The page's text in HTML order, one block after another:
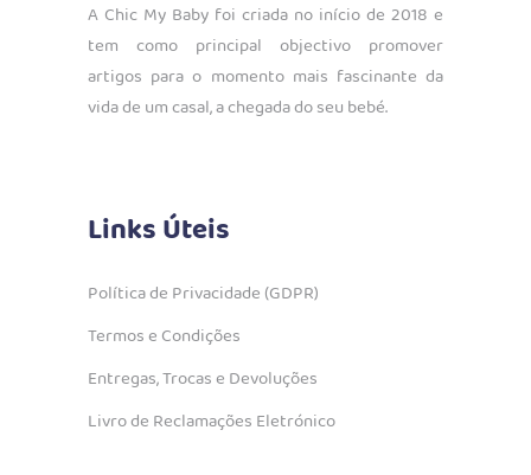
A Chic My Baby foi criada no início de 2018 e
tem como principal objectivo promover
artigos para o momento mais fascinante da
vida de um casal, a chegada do seu bebé.
Links Úteis
Política de Privacidade (GDPR)
Termos e Condições
Entregas, Trocas e Devoluções
Livro de Reclamações Eletrónico